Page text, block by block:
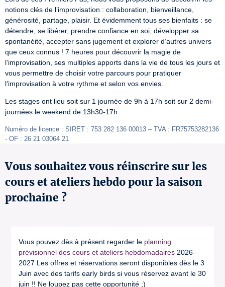
notions clés de l’improvisation : collaboration, bienveillance,
générosité, partage, plaisir. Et évidemment tous ses bienfaits : se
détendre, se libérer, prendre confiance en soi, développer sa
spontanéité, accepter sans jugement et explorer d’autres univers
que ceux connus ! 7 heures pour découvrir la magie de
l’improvisation, ses multiples apports dans la vie de tous les jours et
vous permettre de choisir votre parcours pour pratiquer
l’improvisation à votre rythme et selon vos envies.
Les stages ont lieu soit sur 1 journée de 9h à 17h soit sur 2 demi-
journées le weekend de 13h30-17h
Numéro de licence : SIRET : 753 282 136 00013 – TVA : FR75753282136
- OF : 26 21 03064 21
Vous souhaitez vous réinscrire sur les
cours et ateliers hebdo pour la saison
prochaine ?
Vous pouvez dès à présent regarder le planning
prévisionnel des cours et ateliers hebdomadaires 2026-
2027 Les offres et réservations seront disponibles dès le 3
Juin avec des tarifs early birds si vous réservez avant le 30
juin !! Ne loupez pas cette opportunité ;)